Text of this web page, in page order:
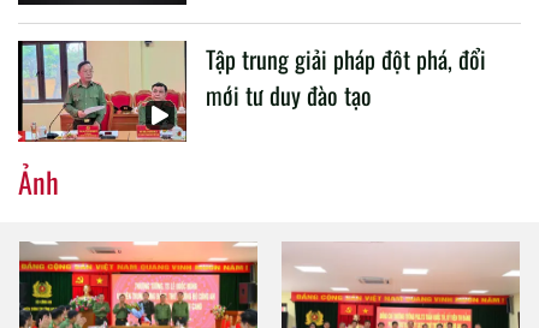
Tập trung giải pháp đột phá, đổi
mới tư duy đào tạo
Ảnh